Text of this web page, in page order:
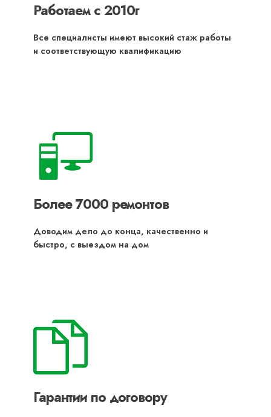
Работаем с 2010г
Все специалисты имеют высокий стаж работы
и соответствующую квалификацию
Более 7000 ремонтов
Доводим дело до конца, качественно и
быстро, с выездом на дом
Гарантии по договору